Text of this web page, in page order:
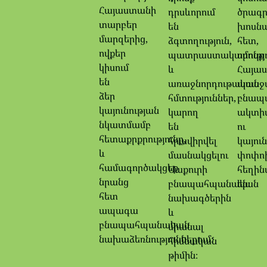
Հայաստանի
տարբեր
մարզերից,
ովքեր
կիսում
են
ձեր
կայունության
նկատմամբ
հետաքրքրությունը,
և
համագործակցեք
նրանց
հետ
ապագա
բնապահպանական
նախաձեռնություններում։
դրսևորում
են
ձգտողություն,
և
առաջնորդութական
հմտություններ,
կարող
են
հրավիրվել
մասնակցելու
Մաքուրի
բնապահպանական
նախագծերին
և
միանալ
հիմնական
թիմին։
հետ,
որոնք
ու
կայուն
են։